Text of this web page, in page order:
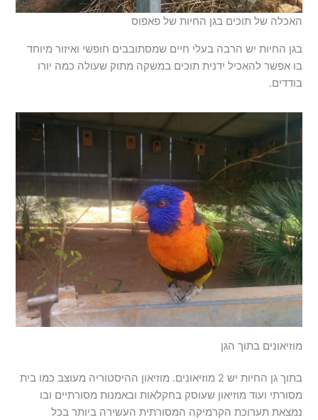
האכלה של תוכים בגן החיות של פאפוס
בגן החיות יש הרבה בעלי חיים שמסתובבים חופשי ואיזור מיוחד
בו אפשר להאכיל ידנית תוכים במשקה מתוק שעולה כמה יורו
בודדים.
מוזיאונים בתוך הגן
בתוך גן החיות יש 2 מוזיאונים. מוזיאון ההיסטוריה מעוצב כמו בית
מסורתי ועוד מוזיאון שעוסק בחקלאות ובאמנות מסורתיים ובו
נמצאת תערוכת הקרמיקה המסורתית העשירה ביותר בכל